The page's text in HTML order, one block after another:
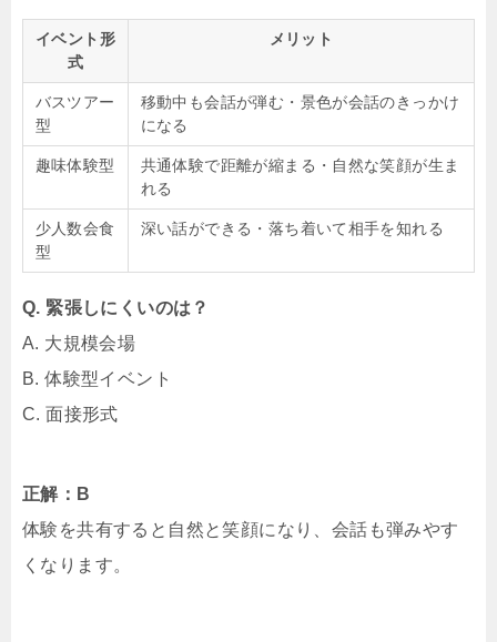
イベント形
式
メリット
バスツアー
型
移動中も会話が弾む・景色が会話のきっかけ
になる
趣味体験型
共通体験で距離が縮まる・自然な笑顔が生ま
れる
少人数会食
型
深い話ができる・落ち着いて相手を知れる
Q. 緊張しにくいのは？
A. 大規模会場
B. 体験型イベント
C. 面接形式
正解：B
体験を共有すると自然と笑顔になり、会話も弾みやす
くなります。